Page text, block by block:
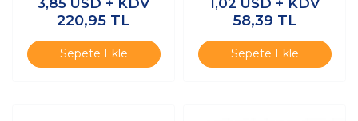
3,85 USD + KDV
220,95 TL
Sepete Ekle
1,02 USD + KDV
58,39 TL
Sepete Ekle